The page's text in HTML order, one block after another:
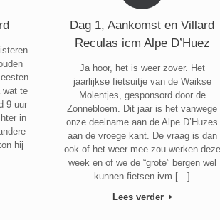
wat te
9 uur
in
hij
Dag 1, Aankomst en Villard
Reculas icm Alpe D’Huez
Ja hoor, het is weer zover. Het
jaarlijkse fietsuitje van de Waikse
Molentjes, gesponsord door de
Zonnebloem. Dit jaar is het vanwege
onze deelname aan de Alpe D’Huzes
aan de vroege kant. De vraag is dan
ook of het weer mee zou werken deze
week en of we de “grote” bergen wel
kunnen fietsen ivm […]
Lees verder